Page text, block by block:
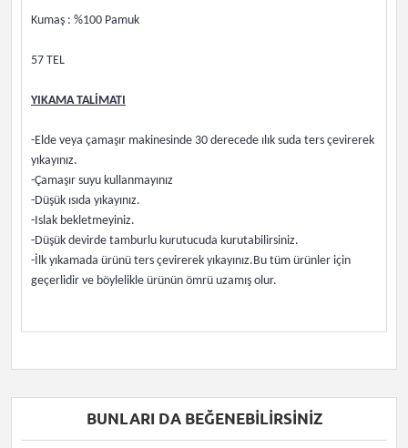
Kumaş : %100 Pamuk
57 TEL
YIKAMA TALİMATI
-Elde veya çamaşır makinesinde 30 derecede ılık suda ters çevirerek
yıkayınız.
-Çamaşır suyu kullanmayınız
-Düşük ısıda yıkayınız.
-Islak bekletmeyiniz.
-Düşük devirde tamburlu kurutucuda kurutabilirsiniz.
-İlk yıkamada ürünü ters çevirerek yıkayınız.Bu tüm ürünler için
geçerlidir ve böylelikle ürünün ömrü uzamış olur.
BUNLARI DA BEĞENEBILIRSINIZ